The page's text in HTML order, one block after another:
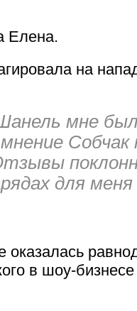
Елена.
на
мне
Собчак
для меня
в шоу-